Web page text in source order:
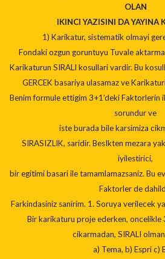
OLAN
IKINCI YAZISINI DA YAYINA
1) Karikatur, sistematik olmayi
Fondaki ozgun goruntuyu Tuvale
Karikaturun SIRALI kosullari vardir. Bu
GERCEK basariya ulasamaz ve
Benim formule ettigim 3+1’deki Faktorlerin
sorundur ve
iste burada bile karsimiza
SIRASIZLIK, saridir. BesIkten mezara
iyilestirici,
bir egitimi basari ile tamamlamazsaniz. Bu
Faktorler de
Farkindasiniz sanirim. 1. Soruya verilecek
Bir karikaturu proje ederken, oncelikle
cikarmadan, SIRALI
a) Tema, b) Espri c)